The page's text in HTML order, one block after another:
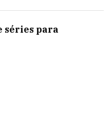
séries para